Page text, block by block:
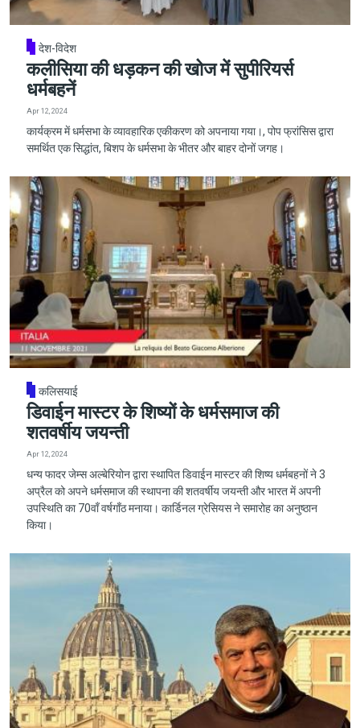
देश-विदेश
कलीसिया की धड़कन की खोज में सुपीरियर्स
धर्मबहनें
Apr 12, 2024
कार्यक्रम में धर्मसभा के व्यावहारिक एकीकरण को अपनाया गया।, पोप फ्रांसिस द्वारा
समर्थित एक सिद्धांत, बिशप के धर्मसभा के भीतर और बाहर दोनों जगह।
कलिसयाई
डिवाईन मास्टर के शिष्यों के धर्मसमाज की
शतवर्षीय जयन्ती
Apr 12, 2024
धन्य फादर जेम्स अल्बेरियोन द्वारा स्थापित डिवाईन मास्टर की शिष्य धर्मबहनों ने 3
अप्रैल को अपने धर्मसमाज की स्थापना की शतवर्षीय जयन्ती और भारत में अपनी
उपस्थिति का 70वाँ वर्षगाँठ मनाया। कार्डिनल ग्रेसियस ने समारोह का अनुष्ठान
किया।